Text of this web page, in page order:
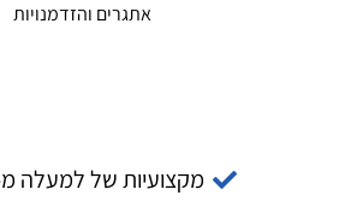
אתגרים והזדמנויות
מקצועיות של למעלה מ- 14